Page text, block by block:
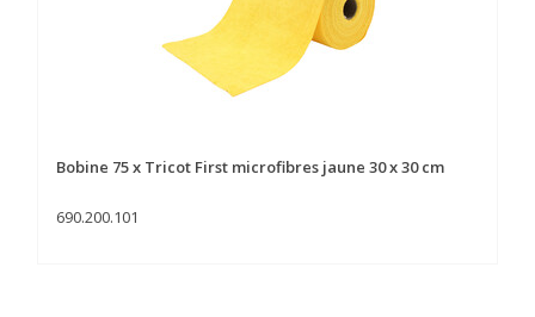
Bobine 75 x Tricot First microfibres jaune 30 x 30 cm
690.200.101